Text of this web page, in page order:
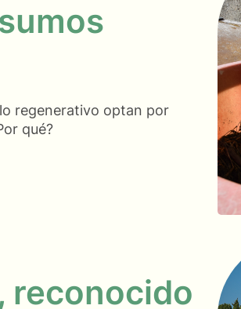
regenerativo optan por
qué?
reconocido